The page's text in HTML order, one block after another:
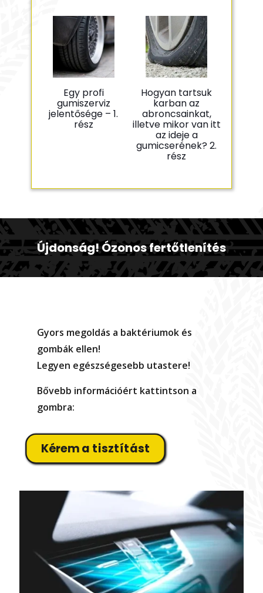
Egy profi
gumiszerviz
jelentősége – 1.
rész
Hogyan tartsuk
karban az
abroncsainkat,
illetve mikor van itt
az ideje a
gumicserének? 2.
rész
Újdonság! Ózonos fertőtlenítés
Gyors megoldás a baktériumok és
gombák ellen!
Legyen egészségesebb utastere!
Bővebb információért kattintson a
gombra:
Kérem a tisztítást